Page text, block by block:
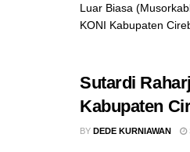
Luar Biasa
KONI Kabupaten
Sutardi
Kabupaten
BY DEDE KURNIAWAN